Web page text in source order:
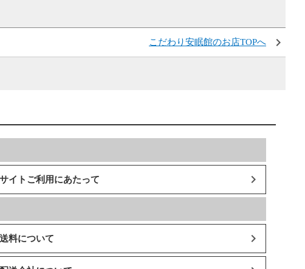
こだわり安眠館のお店TOPへ
サイトご利用にあたって
送料について